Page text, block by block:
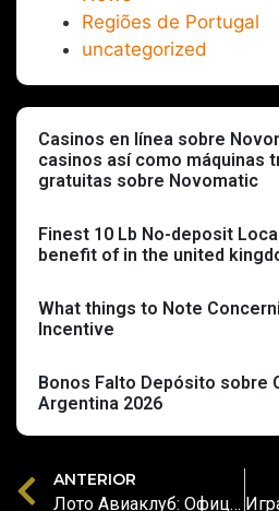
Regiões de Portugal
uncategorized
Casinos en línea sobre
casinos así­ como máquinas
gratuitas sobre Novomatic
Finest 10 Lb No-deposit
benefit of in the united
What things to Note
Incentive
Bonos Falto Depósito sobre
Argentina 2026
ANTERIOR
Лото Авиаклуб: Официальный сайт Онлайновый-Казино во Казахстане